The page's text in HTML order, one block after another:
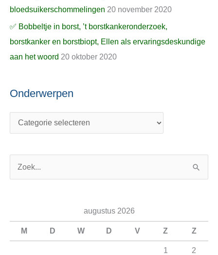
bloedsuikerschommelingen 20 november 2020
✅ Bobbeltje in borst, ’t borstkankeronderzoek,
borstkanker en borstbiopt, Ellen als ervaringsdeskundige
aan het woord 20 oktober 2020
Onderwerpen
augustus 2026
M D W D V Z Z
1
2